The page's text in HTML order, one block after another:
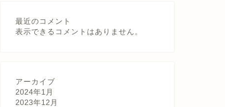
最近のコメント
表示できるコメントはありません。
アーカイブ
2024年1月
2023年12月